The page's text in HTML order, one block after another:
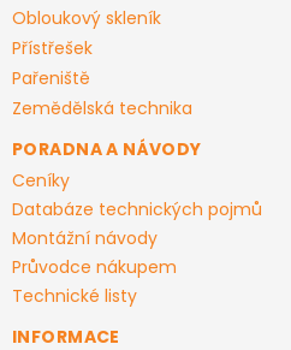
Obloukový skleník
Přístřešek
Pařeniště
Zemědělská technika
PORADNA A NÁVODY
Ceníky
Databáze technických pojmů
Montážní návody
Průvodce nákupem
Technické listy
INFORMACE